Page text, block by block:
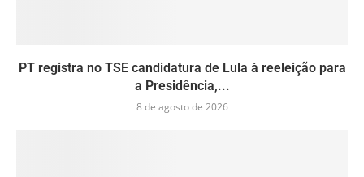
PT registra no TSE candidatura de Lula à reeleição para
a Presidência,...
8 de agosto de 2026